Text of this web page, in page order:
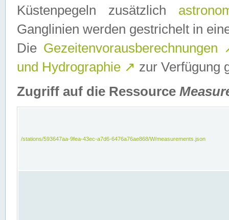
Küstenpegeln zusätzlich
Ganglinien werden gestrichelt in
Die Gezeitenvorausberechnungen
und Hydrographie ↗ zur Verfügung
Zugriff auf die Ressource
/stations/593647aa-9fea-43ec-a7d6-6476a76ae868/W/measurements.json